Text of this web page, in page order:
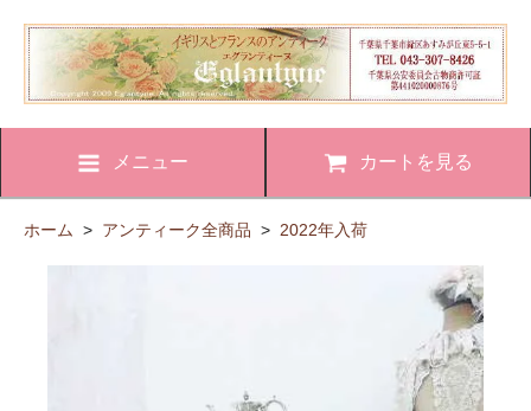
メニュー カートを見る
ホーム > アンティーク全商品 > 2022年入荷